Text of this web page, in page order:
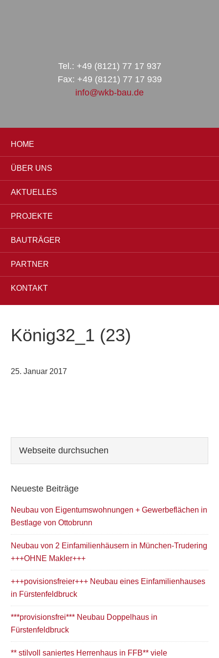
Tel.: +49 (8121) 77 17 937
Fax: +49 (8121) 77 17 939
info@wkb-bau.de
HOME
ÜBER UNS
AKTUELLES
PROJEKTE
BAUTRÄGER
PARTNER
KONTAKT
König32_1 (23)
25. Januar 2017
Seitenspalte
durchsuchen
Neueste Beiträge
Neubau von Eigentumswohnungen + Gewerbeflächen in
Bestlage von Ottobrunn
Neubau von 2 Einfamilienhäusern in München-Trudering
+++OHNE Makler+++
+++povisionsfreier+++ Neubau eines Einfamilienhauses
in Fürstenfeldbruck
***provisionsfrei*** Neubau Doppelhaus in
Fürstenfeldbruck
** stilvoll saniertes Herrenhaus in FFB** viele